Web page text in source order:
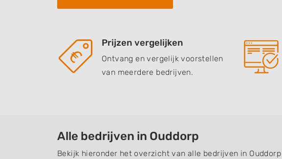
Prijzen vergelijken
Ontvang en vergelijk voorstellen
van meerdere bedrijven.
Alle bedrijven in Ouddorp
Bekijk hieronder het overzicht van alle bedrijven in